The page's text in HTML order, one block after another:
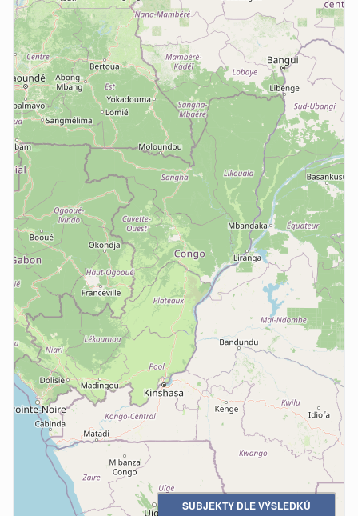
SUBJEKTY DLE VÝSLEDKŮ